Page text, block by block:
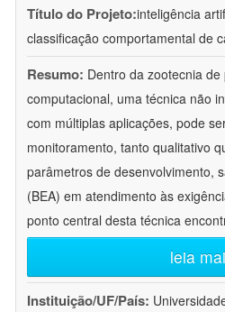
Título do Projeto:inteligência
classificação comportamental de
Resumo: Dentro da zootecnia
computacional, uma técnica não
com múltiplas aplicações, pode
monitoramento, tanto qualitativo
parâmetros de desenvolvimento,
(BEA) em atendimento às
ponto central desta técnica
leia
Instituição/UF/País: